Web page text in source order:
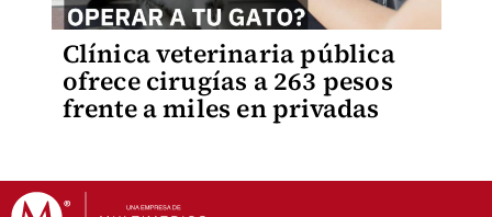
Clínica veterinaria pública
ofrece cirugías a 263 pesos
frente a miles en privadas